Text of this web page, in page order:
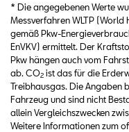
* Die angegebenen Werte
Messverfahren WLTP (World
gemäß Pkw-
EnVKV) ermittelt. Der
Pkw hängen auch vom
ab. CO2 ist das für die
Treibhausgas. Die Angaben
Fahrzeug und sind nicht
allein Vergleichszwecken
Weitere Informationen zum